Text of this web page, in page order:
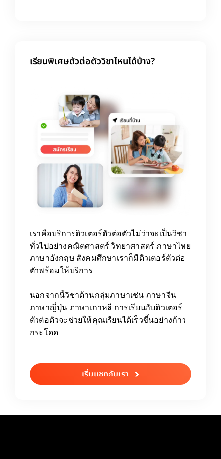
เรียนพิเศษตัวต่อตัววิชาไหนได้บ้าง?
เราคือบริการติวเตอร์ตัวต่อตัวไม่ว่าจะเป็นวิชา
ทั่วไปอย่างคณิตศาสตร์ วิทยาศาสตร์ ภาษาไทย
ภาษาอังกฤษ สังคมศึกษาเราก็มีติวเตอร์ตัวต่อ
ตัวพร้อมให้บริการ
นอกจากนี้วิชาด้านกลุ่มภาษาเช่น ภาษาจีน
ภาษาญี่ปุ่น ภาษาเกาหลี การเรียนกับติวเตอร์
ตัวต่อตัวจะช่วยให้คุณเรียนได้เร็วขึ้นอย่างก้าว
กระโดด
เริ่มแชทกับเรา